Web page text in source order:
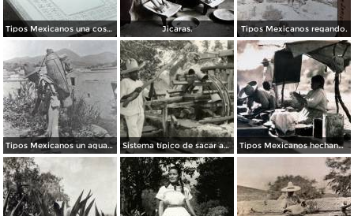
Tipos Mexicanos una costurera. Jicaras. Tipos Mexicanos regando.
Tipos Mexicanos un aguador de Guanajuato . Sistema típico de sacar agua Tipos Mexicanos hechando tortillas.